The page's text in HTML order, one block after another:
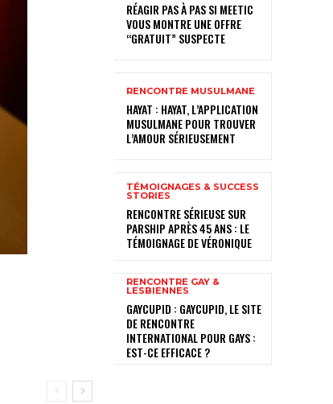
RÉAGIR PAS À PAS SI MEETIC
VOUS MONTRE UNE OFFRE
“GRATUIT” SUSPECTE
RENCONTRE MUSULMANE
HAYAT : HAYAT, L’APPLICATION
MUSULMANE POUR TROUVER
L’AMOUR SÉRIEUSEMENT
TÉMOIGNAGES & SUCCESS
STORIES
RENCONTRE SÉRIEUSE SUR
PARSHIP APRÈS 45 ANS : LE
TÉMOIGNAGE DE VÉRONIQUE
RENCONTRE GAY &
LESBIENNES
GAYCUPID : GAYCUPID, LE SITE
DE RENCONTRE
INTERNATIONAL POUR GAYS :
EST-CE EFFICACE ?